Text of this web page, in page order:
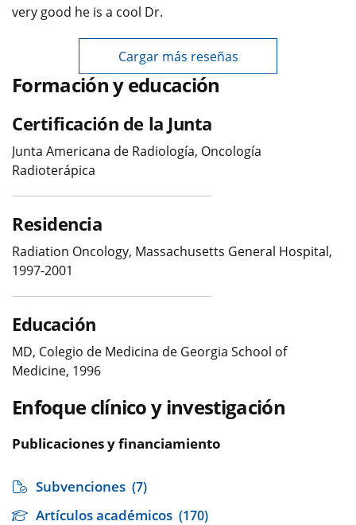
very good he is a cool Dr.
Cargar más reseñas
Formación y educación
Certificación de la Junta
Junta Americana de Radiología, Oncología
Radioterápica
Residencia
Radiation Oncology, Massachusetts General Hospital,
1997-2001
Educación
MD, Colegio de Medicina de Georgia School of
Medicine, 1996
Enfoque clínico y investigación
Publicaciones y financiamiento
Subvenciones (7)
Artículos académicos (170)